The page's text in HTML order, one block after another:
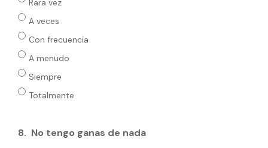
Rara vez
A veces
Con frecuencia
A menudo
Siempre
Totalmente
8. No tengo ganas de nada